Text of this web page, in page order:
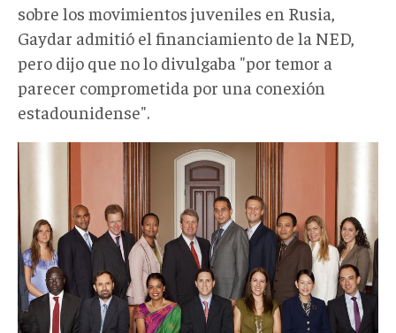
sobre los movimientos juveniles en Rusia,
Gaydar admitió el financiamiento de la NED,
pero dijo que no lo divulgaba "por temor a
parecer comprometida por una conexión
estadounidense".
yale.jpg